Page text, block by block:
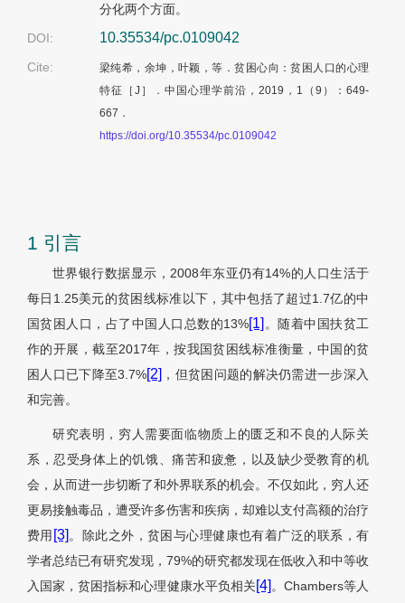
分化两个方面。
DOI:
10.35534/pc.0109042
Cite:
梁纯希，余坤，叶颖，等．贫困心向：贫困人口的心理
特征［J］．中国心理学前沿，2019，1（9）： 649-
667．
https://doi.org/10.35534/pc.0109042
1 引言
世界银行数据显示，2008年东亚仍有14%的人口生活于
每日1.25美元的贫困线标准以下，其中包括了超过1.7亿的中
国贫困人口，占了中国人口总数的13%[1] 。随着中国扶贫工
作的开展，截至2017年，按我国贫困线标准衡量，中国的贫
困人口已下降至3.7%[2] ，但贫困问题的解决仍需进一步深入
和完善。
研究表明，穷人需要面临物质上的匮乏和不良的人际关
系，忍受身体上的饥饿、痛苦和疲惫，以及缺少受教育的机
会，从而进一步切断了和外界联系的机会。不仅如此，穷人还
更易接触毒品，遭受许多伤害和疾病，却难以支付高额的治疗
费用 [3]。除此之外，贫困与心理健康也有着广泛的联系，有
学者总结已有研究发现，79%的研究都发现在低收入和中等收
入国家，贫困指标和心理健康水平负相关[4]。Chambers等人